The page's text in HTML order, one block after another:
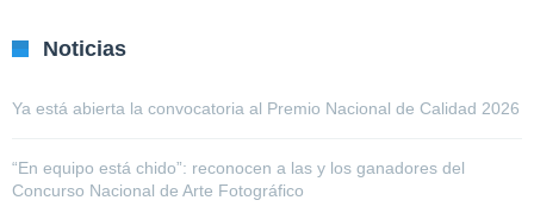
Noticias
Ya está abierta la convocatoria al Premio Nacional de Calidad 2026
“En equipo está chido”: reconocen a las y los ganadores del
Concurso Nacional de Arte Fotográfico